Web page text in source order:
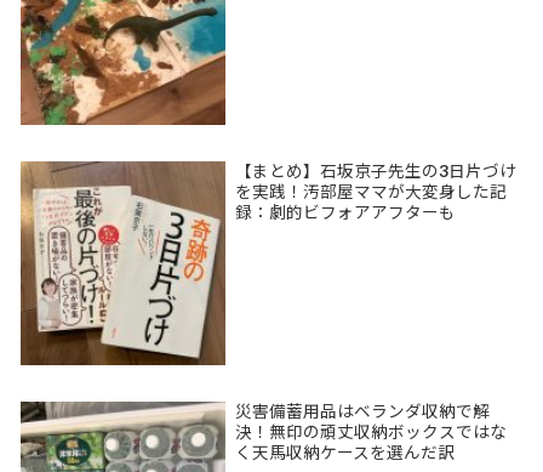
【まとめ】石坂京子先生の3日片づけ
を実践！汚部屋ママが大変身した記
録：劇的ビフォアアフターも
災害備蓄用品はベランダ収納で解
決！無印の頑丈収納ボックスではな
く天馬収納ケースを選んだ訳